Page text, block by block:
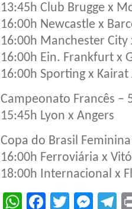
13:45h Club Brugge x
16:00h Newcastle x
16:00h Manchester City
16:00h Ein. Frankfurt x
16:00h Sporting x
Campeonato Francês –
15:45h Lyon x Angers
Copa do Brasil
16:00h Ferroviária x
18:00h Internacional x
WhatsApp
Facebook
Twitter